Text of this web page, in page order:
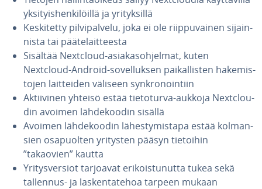
yk­si­tyis­hen­ki­löil­lä ja yri­tyk­sil­lä
Kes­ki­tet­ty pil­vi­pal­ve­lu, joka ei ole riip­pu­vai­nen si­jain­
nis­ta tai pää­te­lait­tees­ta
Sisältää Nextcloud-asia­kas­oh­jel­mat, kuten
Nextcloud-Android-so­vel­luk­sen pai­kal­lis­ten ha­ke­mis­
to­jen lait­tei­den väliseen synk­ro­noin­tiin
Ak­tii­vi­nen yhteisö estää tie­to­tur­va-aukkoja Nextclou­
din avoimen läh­de­koo­din sisällä
Avoimen läh­de­koo­din lä­hes­ty­mis­ta­pa estää kol­man­
sien os­a­puol­ten yritysten pääsyn tietoihin
”takaovien” kautta
Yri­tys­ver­siot tarjoavat eri­kois­tu­nut­ta tukea sekä
tallennus- ja las­ken­ta­te­hoa tarpeen mukaan